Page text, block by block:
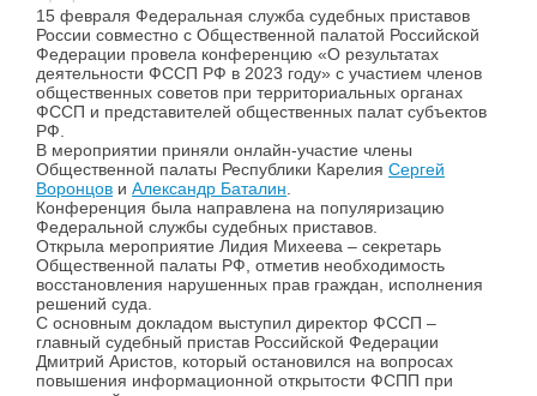
15 февраля Федеральная служба судебных приставов
России совместно с Общественной палатой Российской
Федерации провела конференцию «О результатах
деятельности ФССП РФ в 2023 году» с участием членов
общественных советов при территориальных органах
ФССП и представителей общественных палат субъектов
РФ.
В мероприятии приняли онлайн-участие члены
Общественной палаты Республики Карелия Сергей
Воронцов и Александр Баталин.
Конференция была направлена на популяризацию
Федеральной службы судебных приставов.
Открыла мероприятие Лидия Михеева – секретарь
Общественной палаты РФ, отметив необходимость
восстановления нарушенных прав граждан, исполнения
решений суда.
С основным докладом выступил директор ФССП –
главный судебный пристав Российской Федерации
Дмитрий Аристов, который остановился на вопросах
повышения информационной открытости ФСПП при